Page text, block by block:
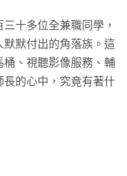
十多位全兼職同學，
默付出的角落族。這
、視聽影像服務、輔
的心中，究竟有著什